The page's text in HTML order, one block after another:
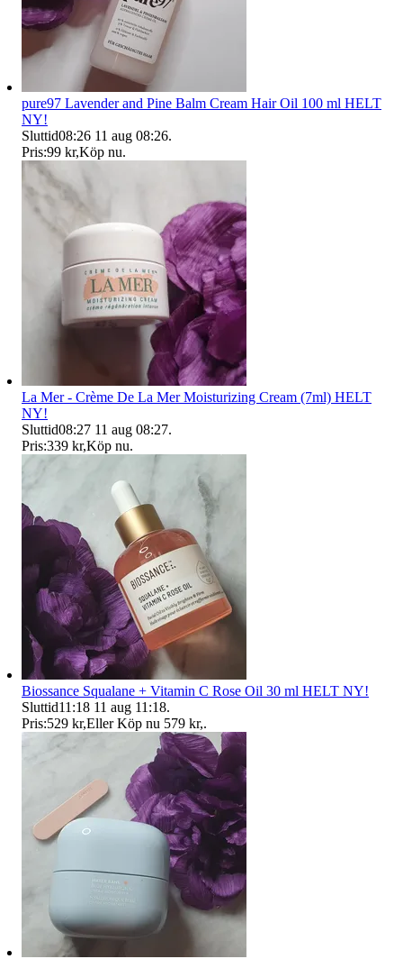
pure97 Lavender and Pine Balm Cream Hair Oil 100 ml HELT
NY!
Sluttid08:26 11 aug 08:26.
Pris:99 kr,Köp nu.
La Mer - Crème De La Mer Moisturizing Cream (7ml) HELT
NY!
Sluttid08:27 11 aug 08:27.
Pris:339 kr,Köp nu.
Biossance Squalane + Vitamin C Rose Oil 30 ml HELT NY!
Sluttid11:18 11 aug 11:18.
Pris:529 kr,Eller Köp nu 579 kr,.